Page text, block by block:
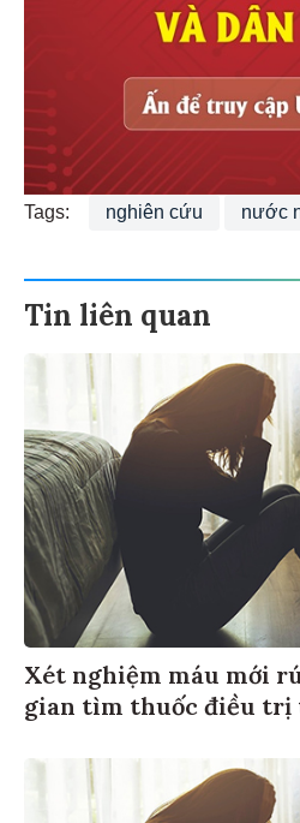
Tags: nghiên cứu nước
Tin liên quan
Xét nghiệm máu mới
gian tìm thuốc điều trị